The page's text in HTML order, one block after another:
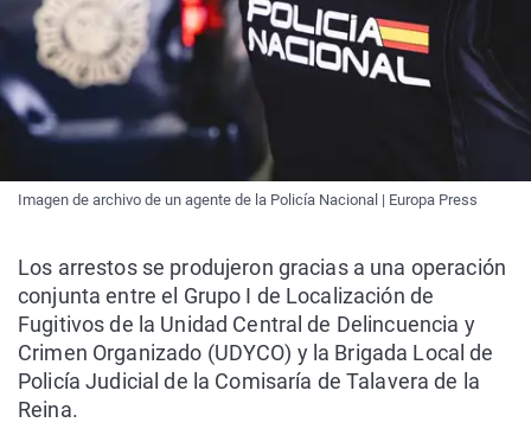
Imagen de archivo de un agente de la Policía Nacional | Europa Press
Los arrestos se produjeron gracias a una operación
conjunta entre el Grupo I de Localización de
Fugitivos de la Unidad Central de Delincuencia y
Crimen Organizado (UDYCO) y la Brigada Local de
Policía Judicial de la Comisaría de Talavera de la
Reina.